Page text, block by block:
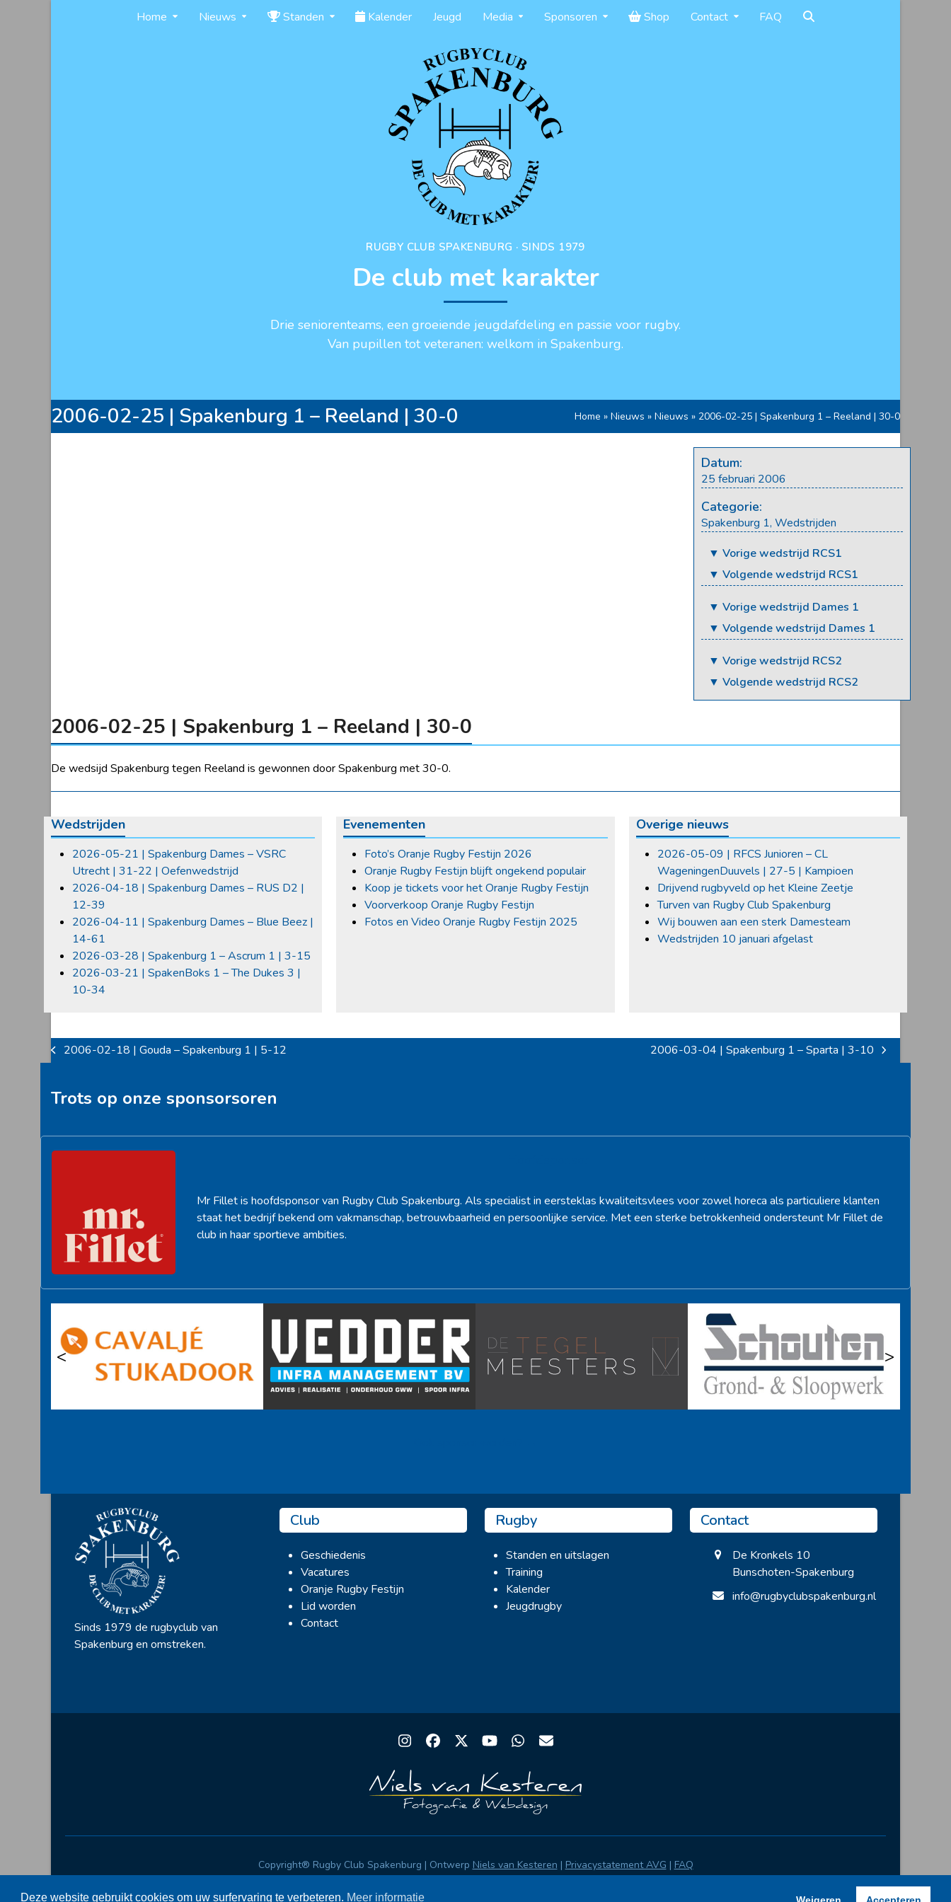
Home Nieuws Standen Kalender Jeugd Media Sponsoren Shop Contact FAQ
RUGBY CLUB SPAKENBURG · SINDS 1979
De club met karakter
Drie seniorenteams, een groeiende jeugdafdeling en passie voor rugby.
Van pupillen tot veteranen: welkom in Spakenburg.
2006-02-25 | Spakenburg 1 – Reeland | 30-0 Home » Nieuws » Nieuws » 2006-02-25 | Spakenburg 1 – Reeland | 30-0
Datum:
25 februari 2006
Categorie:
Spakenburg 1, Wedstrijden
▼ Vorige wedstrijd RCS1
▼ Volgende wedstrijd RCS1
▼ Vorige wedstrijd Dames 1
▼ Volgende wedstrijd Dames 1
▼ Vorige wedstrijd RCS2
▼ Volgende wedstrijd RCS2
2006-02-25 | Spakenburg 1 – Reeland | 30-0
De wedsijd Spakenburg tegen Reeland is gewonnen door Spakenburg met 30-0.
Wedstrijden
2026-05-21 | Spakenburg Dames – VSRC
Utrecht | 31-22 | Oefenwedstrijd
2026-04-18 | Spakenburg Dames – RUS D2 |
12-39
2026-04-11 | Spakenburg Dames – Blue Beez |
14-61
2026-03-28 | Spakenburg 1 – Ascrum 1 | 3-15
2026-03-21 | SpakenBoks 1 – The Dukes 3 |
10-34
Evenementen
Foto’s Oranje Rugby Festijn 2026
Oranje Rugby Festijn blijft ongekend populair
Koop je tickets voor het Oranje Rugby Festijn
Voorverkoop Oranje Rugby Festijn
Fotos en Video Oranje Rugby Festijn 2025
Overige nieuws
2026-05-09 | RFCS Junioren – CL
WageningenDuuvels | 27-5 | Kampioen
Drijvend rugbyveld op het Kleine Zeetje
Turven van Rugby Club Spakenburg
Wij bouwen aan een sterk Damesteam
Wedstrijden 10 januari afgelast
previous
2006-02-18 | Gouda – Spakenburg 1 | 5-12
next
2006-03-04 | Spakenburg 1 – Sparta | 3-10
Trots op onze sponsorsoren
Mr Fillet is hoofdsponsor van Rugby Club Spakenburg. Als specialist in eersteklas kwaliteitsvlees voor zowel horeca als particuliere klanten
staat het bedrijf bekend om vakmanschap, betrouwbaarheid en persoonlijke service. Met een sterke betrokkenheid ondersteunt Mr Fillet de
club in haar sportieve ambities.
< >
Sinds 1979 de rugbyclub van
Spakenburg en omstreken.
Club
Geschiedenis
Vacatures
Oranje Rugby Festijn
Lid worden
Contact
Rugby
Standen en uitslagen
Training
Kalender
Jeugdrugby
Contact
De Kronkels 10
Bunschoten-Spakenburg
info@rugbyclubspakenburg.nl
Instagram
Facebook
TwitterYouTubeWhatsapp
Email
Copyright® Rugby Club Spakenburg | Ontwerp Niels van Kesteren | Privacystatement AVG | FAQ
Deze website gebruikt cookies om uw surfervaring te verbeteren. Meer informatie